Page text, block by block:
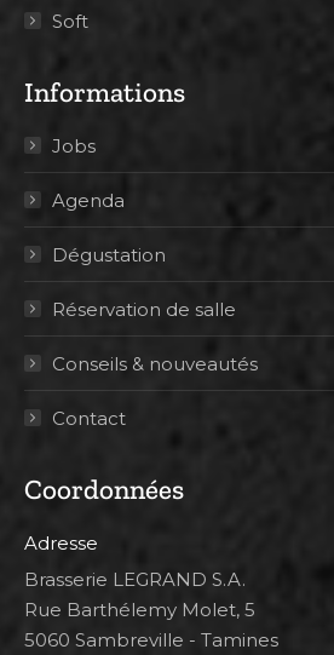
Soft
Informations
Jobs
Agenda
Dégustation
Réservation de salle
Conseils & nouveautés
Contact
Coordonnées
Adresse
Brasserie LEGRAND S.A.
Rue Barthélemy Molet, 5
5060 Sambreville - Tamines